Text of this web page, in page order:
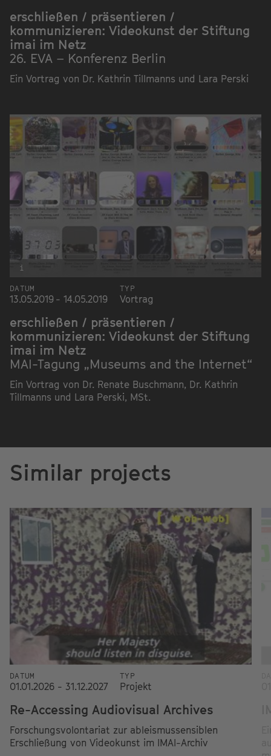
erschließen / präsentieren /
kommunizieren: Videokunst der Stiftung
imai im Netz
26. EVA – Konferenz Berlin
Ein Vortrag von Dr. Kathrin Tillmanns und Lara Perski
i
DATUM
13.05.2019 - 14.05.2019
TYP
Vortrag
erschließen / präsentieren /
kommunizieren: Videokunst der Stiftung
imai im Netz
MAI-Tagung „Museums and the Internet“
Ein Vortrag von Dr. Renate Buschmann, Dr. Kathrin
Tillmanns und Lara Perski, MSt.
Similar projects
DATUM
01.01.2026 - 31.12.2027
TYP
Projekt
Re-Accessing Audiovisual Archives
Forschungsvolontariat zur ableismussensiblen
Erschließung von Videokunst im IMAI-Archiv